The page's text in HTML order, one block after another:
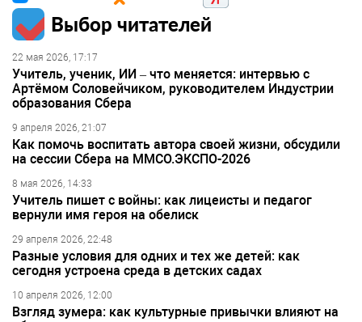
Выбор читателей
22 мая 2026, 17:17
Учитель, ученик, ИИ – что меняется: интервью с
Артёмом Соловейчиком, руководителем Индустрии
образования Сбера
9 апреля 2026, 21:07
Как помочь воспитать автора своей жизни, обсудили
на сессии Сбера на ММСО.ЭКСПО-2026
8 мая 2026, 14:33
Учитель пишет с войны: как лицеисты и педагог
вернули имя героя на обелиск
29 апреля 2026, 22:48
Разные условия для одних и тех же детей: как
сегодня устроена среда в детских садах
10 апреля 2026, 12:00
Взгляд зумера: как культурные привычки влияют на